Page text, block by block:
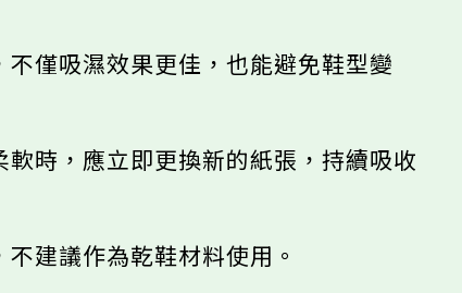
僅吸濕效果更佳，也能避免鞋型變
時，應立即更換新的紙張，持續吸收
建議作為乾鞋材料使用。